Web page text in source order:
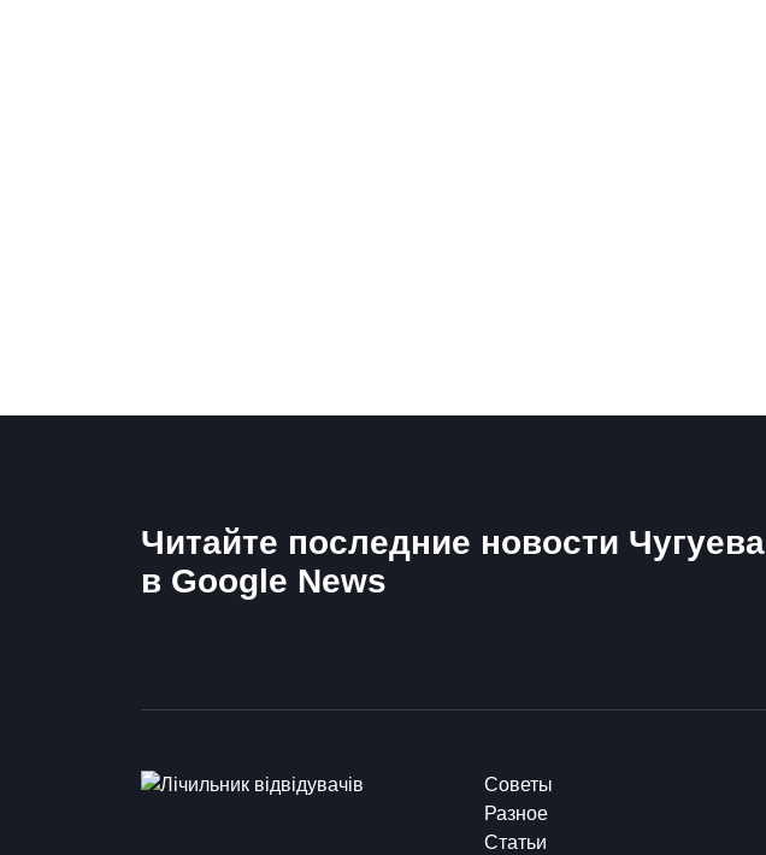
Читайте последние новости Чугуева
в Google News
Советы
Разное
Статьи